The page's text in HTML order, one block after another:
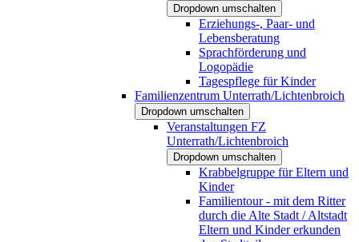
Dropdown umschalten
Erziehungs-, Paar- und
Lebensberatung
Sprachförderung und
Logopädie
Tagespflege für Kinder
Familienzentrum Unterrath/Lichtenbroich
Dropdown umschalten
Veranstaltungen FZ
Unterrath/Lichtenbroich
Dropdown umschalten
Krabbelgruppe für Eltern und
Kinder
Familientour - mit dem Ritter
durch die Alte Stadt / Altstadt
Eltern und Kinder erkunden